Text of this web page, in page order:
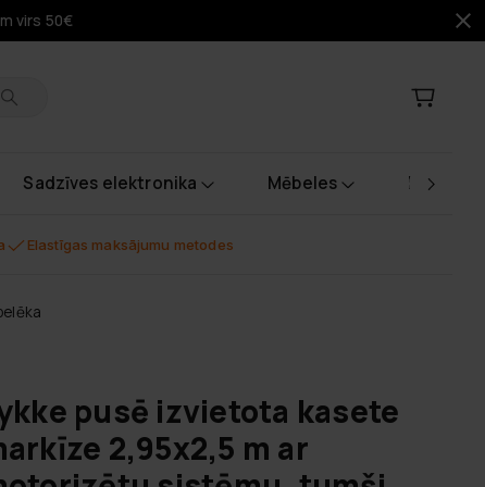
virs 50€
Sadzīves elektronika Mēbeles
Elastīgas maksājumu metodes
pusē izvietota kasete
2,95x2,5 m ar